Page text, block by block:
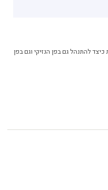
להתנהל גם בפן הנזיקי וגם בפן